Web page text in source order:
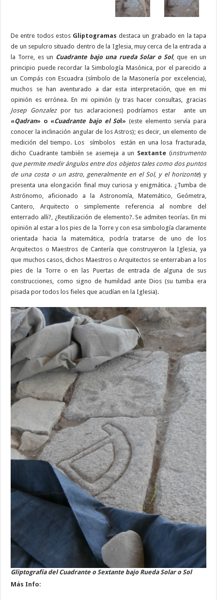
De entre todos estos Gliptogramas destaca un grabado en la tapa
de un sepulcro situado dentro de la Iglesia, muy cerca de la entrada a
la Torre, es un Cuadrante bajo una rueda Solar o Sol, que en un
principio puede recordar la Simbología Masónica, por el parecido a
un Compás con Escuadra (símbolo de la Masonería por excelencia),
muchos se han aventurado a dar esta interpretación, que en mi
opinión es errónea. En mi opinión (y tras hacer consultas, gracias
Josep Gonzalezpor tus aclaraciones) podríamos estar ante un
«Qadran» o «Cuadrante bajo el Sol» (este elemento servía para
conocer la inclinación angular de los Astros); es decir, un elemento de
medición del tiempo. Los símbolos están en una losa fracturada,
dicho Cuadrante también se asemeja a un Sextante (instrumento
que permite medir ángulos entre dos objetos tales como dos puntos
de una costa o un astro, generalmente en el Sol, y el horizonte) y
presenta una elongación final muy curiosa y enigmática. ¿Tumba de
Astrónomo, aficionado a la Astronomía, Matemático, Geómetra,
Cantero, Arquitecto o simplemente referencia al nombre del
enterrado alli?, ¿Reutilización de elemento?. Se admiten teorías. En mi
opinión al estar a los pies de la Torre y con esa simbología claramente
orientada hacia la matemática, podría tratarse de uno de los
Arquitectos o Maestros de Cantería que construyeron la Iglesia, ya
que muchos casos, dichos Maestros o Arquitectos se enterraban a los
pies de la Torre o en las Puertas de entrada de alguna de sus
construcciones, como signo de humildad ante Dios (su tumba era
pisada por todos los fieles que acudían en la Iglesia).
Gliptografía del Cuadrante o Sextante bajo Rueda Solar o Sol
Más Info: